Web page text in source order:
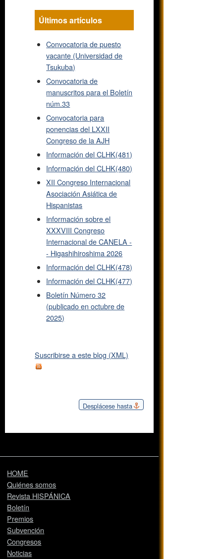
Últimos artículos
Convocatoria de puesto
vacante (Universidad de
Tsukuba)
Convocatoria de
manuscritos para el Boletín
núm.33
Convocatoria para
ponencias del LXXII
Congreso de la AJH
Información del CLHK(481)
Información del CLHK(480)
XII Congreso Internacional
Asociación Asiática de
Hispanistas
Información sobre el
XXXVIII Congreso
Internacional de CANELA -
- Higashihiroshima 2026
Información del CLHK(478)
Información del CLHK(477)
Boletín Número 32
(publicado en octubre de
2025)
Suscribirse a este blog (XML)
Desplácese hasta
HOME
Quiénes somos
Revista HISPÁNICA
Boletín
Premios
Subvención
Congresos
Noticias